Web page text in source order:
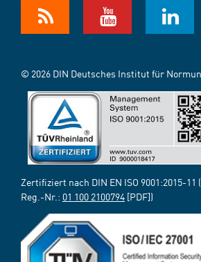
© 2026 DIN Deutsches Institut für
Zertifiziert nach DIN EN ISO 9001:2015-11
Reg.-Nr.: 01 100 2100794 [PDF])